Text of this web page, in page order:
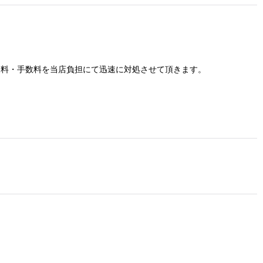
手数料を当店負担にて迅速に対処させて頂きます。